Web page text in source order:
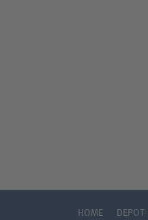
HOME DEPOT